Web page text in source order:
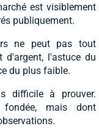
est visiblement
publiquement.
ne peut pas tout
d'argent, l'astuce du
du plus faible.
difficile à prouver.
mais dont